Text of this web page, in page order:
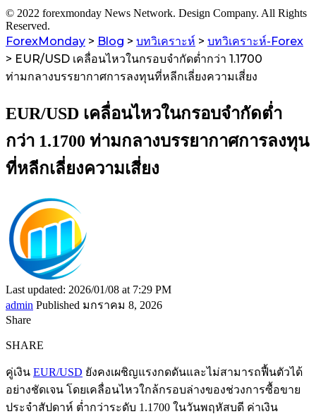
© 2022 forexmonday News Network. Design Company. All Rights
Reserved.
ForexMonday > Blog > บทวิเคราะห์ > บทวิเคราะห์-Forex
> EUR/USD เคลื่อนไหวในกรอบจำกัดต่ำกว่า 1.1700
ท่ามกลางบรรยากาศการลงทุนที่หลีกเลี่ยงความเสี่ยง
EUR/USD เคลื่อนไหวในกรอบจำกัดต่ำ
กว่า 1.1700 ท่ามกลางบรรยากาศการลงทุน
ที่หลีกเลี่ยงความเสี่ยง
Last updated: 2026/01/08 at 7:29 PM
admin Published มกราคม 8, 2026
Share
SHARE
คู่เงิน EUR/USD ยังคงเผชิญแรงกดดันและไม่สามารถฟื้นตัวได้
อย่างชัดเจน โดยเคลื่อนไหวใกล้กรอบล่างของช่วงการซื้อขาย
ประจำสัปดาห์ ต่ำกว่าระดับ 1.1700 ในวันพฤหัสบดี ค่าเงิน